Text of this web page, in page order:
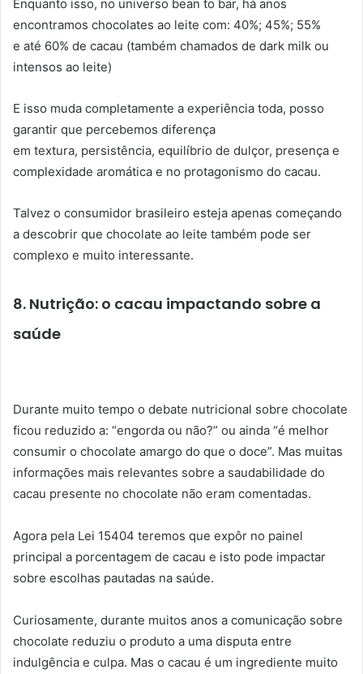
Enquanto isso, no universo bean to bar, há anos
encontramos chocolates ao leite com: 40%; 45%; 55%
e até 60% de cacau (também chamados de dark milk ou
intensos ao leite)
E isso muda completamente a experiência toda, posso
garantir que percebemos diferença
em textura, persistência, equilíbrio de dulçor, presença e
complexidade aromática e no protagonismo do cacau.
Talvez o consumidor brasileiro esteja apenas começando
a descobrir que chocolate ao leite também pode ser
complexo e muito interessante.
8. Nutrição: o cacau impactando sobre a
saúde
Durante muito tempo o debate nutricional sobre chocolate
ficou reduzido a: “engorda ou não?” ou ainda “é melhor
consumir o chocolate amargo do que o doce”. Mas muitas
informações mais relevantes sobre a saudabilidade do
cacau presente no chocolate não eram comentadas.
Agora pela Lei 15404 teremos que expôr no painel
principal a porcentagem de cacau e isto pode impactar
sobre escolhas pautadas na saúde.
Curiosamente, durante muitos anos a comunicação sobre
chocolate reduziu o produto a uma disputa entre
indulgência e culpa. Mas o cacau é um ingrediente muito